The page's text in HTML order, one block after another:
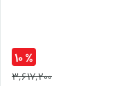
۳,۶۱۷,۲۰۰
% ۱۰